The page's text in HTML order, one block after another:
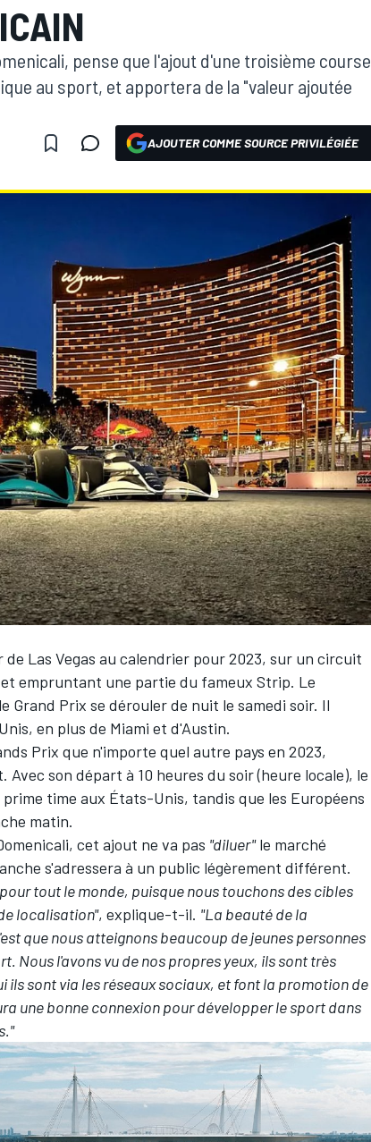
pense que l'ajout d'une troisième course
au sport, et apportera de la "valeur ajoutée
AJOUTER COMME SOURCE PRIVILÉGIÉE
Las Vegas au calendrier pour 2023, sur un circuit
empruntant une partie du fameux Strip. Le
Prix se dérouler de nuit le samedi soir. Il
en plus de Miami et d'Austin.
Prix que n'importe quel autre pays en 2023,
son départ à 10 heures du soir (heure locale), le
time aux États-Unis, tandis que les Européens
matin.
cet ajout ne va pas "diluer"le marché
s'adressera à un public légèrement différent.
tout le monde, puisque nous touchons des cibles
localisation", explique-t-il. "La beauté de la
que nous atteignons beaucoup de jeunes personnes
Nous l'avons vu de nos propres yeux, ils sont très
sont via les réseaux sociaux, et font la promotion de
une bonne connexion pour développer le sport dans